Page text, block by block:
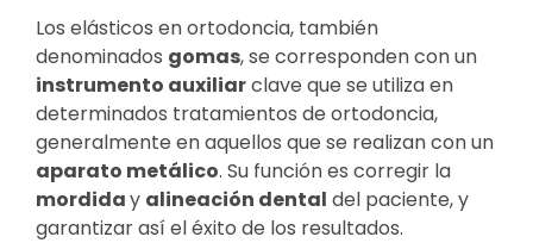
Los elásticos en ortodoncia, también
denominados gomas, se corresponden con un
instrumento auxiliarclave que se utiliza en
determinados tratamientos de ortodoncia,
generalmente en aquellos que se realizan con un
aparato metálico. Su función es corregir la
mordiday alineación dental del paciente, y
garantizar así el éxito de los resultados.